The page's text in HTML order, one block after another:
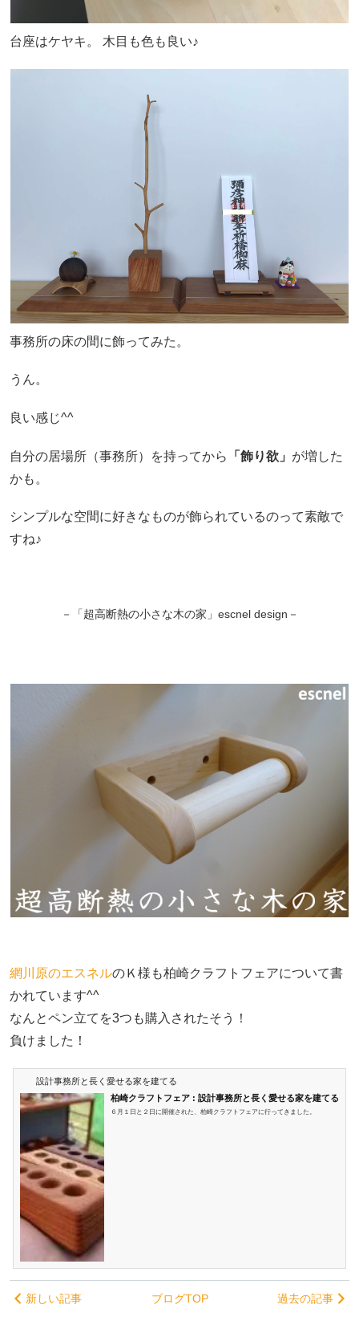
台座はケヤキ。 木目も色も良い♪
事務所の床の間に飾ってみた。
うん。
良い感じ^^
自分の居場所（事務所）を持ってから 「飾り欲」 が増した
かも。
シンプルな空間に好きなものが飾られているのって素敵で
すね♪
－「超高断熱の小さな木の家」escnel design－
網川原のエスネルのＫ様も柏崎クラフトフェアについて書
かれています^^
なんとペン立てを3つも購入されたそう！
負けました！
設計事務所と長く愛せる家を建てる
柏崎クラフトフェア : 設計事務所と長く愛せる家を建てる
６月１日と２日に開催された、柏崎クラフトフェアに行ってきました。
新しい記事 ブログTOP 過去の記事